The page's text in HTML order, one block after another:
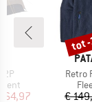
2P
prijs
Artikel
Retro
€
tot